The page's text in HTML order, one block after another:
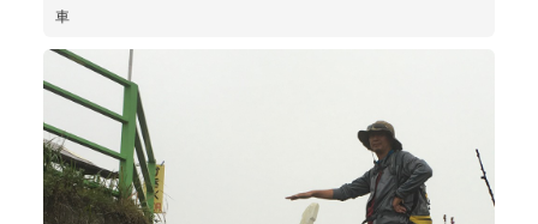
車